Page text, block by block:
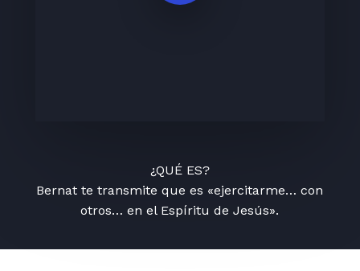
¿QUÉ ES?
Bernat te transmite que es «ejercitarme… con
otros… en el Espíritu de Jesús».